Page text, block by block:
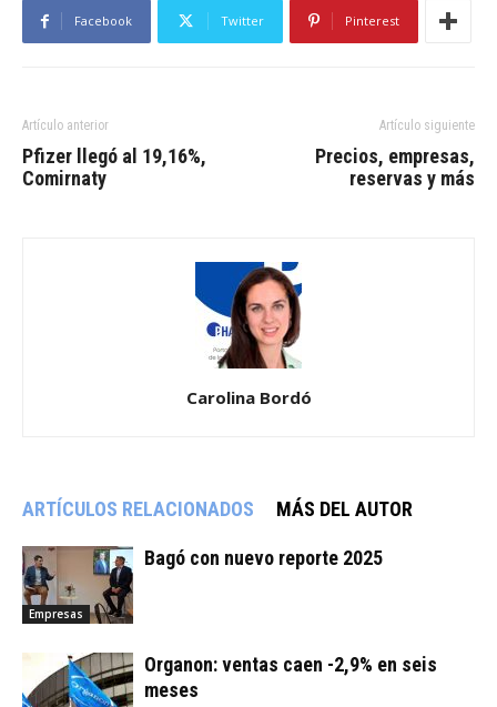
Facebook Twitter Pinterest
Artículo anterior
Pfizer llegó al 19,16%,
Comirnaty
Artículo siguiente
Precios, empresas,
reservas y más
Carolina Bordó
ARTÍCULOS RELACIONADOS MÁS DEL AUTOR
Empresas
Bagó con nuevo reporte 2025
Organon: ventas caen -2,9% en seis
meses